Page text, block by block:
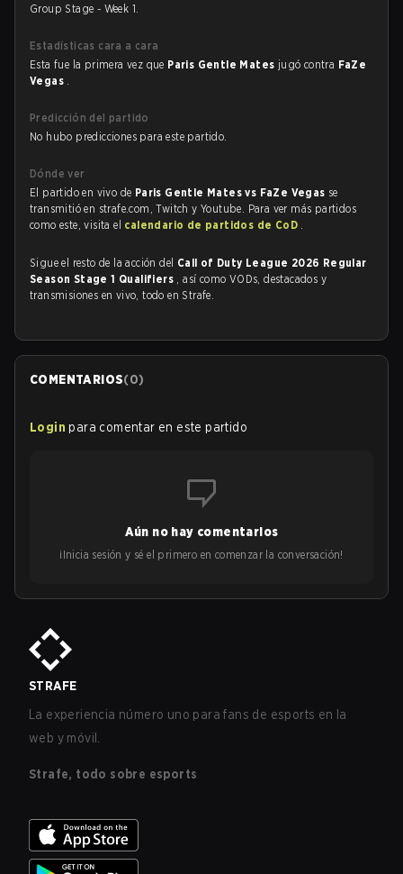
Group Stage - Week 1.
Estadísticas cara a cara
Esta fue la primera vez que Paris Gentle Mates jugó contra FaZe
Vegas .
Predicción del partido
No hubo predicciones para este partido.
Dónde ver
El partido en vivo de Paris Gentle Mates vs FaZe Vegas se
transmitió en strafe.com, Twitch y Youtube. Para ver más partidos
como este, visita el calendario de partidos de CoD .
Sigue el resto de la acción del Call of Duty League 2026 Regular
Season Stage 1 Qualifiers , así como VODs, destacados y
transmisiones en vivo, todo en Strafe.
COMENTARIOS(0)
Login para comentar en este partido
Aún no hay comentarios
¡Inicia sesión y sé el primero en comenzar la conversación!
STRAFE
La experiencia número uno para fans de esports en la
web y móvil.
Strafe, todo sobre esports